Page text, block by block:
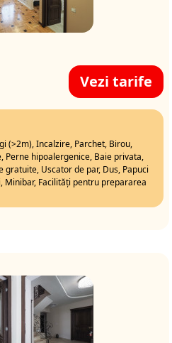
Vezi tarife
(>2m), Incalzire, Parchet, Birou,
Perne hipoalergenice, Baie privata,
gratuite, Uscator de par, Dus, Papuci
Minibar, Facilități pentru prepararea